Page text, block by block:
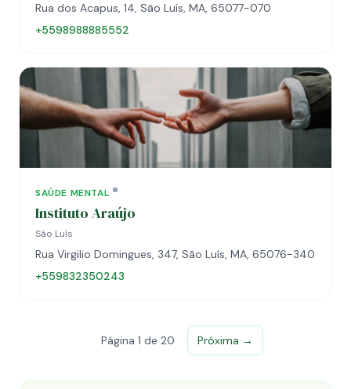
Rua dos Acapus, 14, São Luís, MA, 65077-070
+5598988885552
SAÚDE MENTAL
Instituto Araújo
São Luís
Rua Virgilio Domingues, 347, São Luís, MA, 65076-340
+559832350243
Página 1 de 20 Próxima →